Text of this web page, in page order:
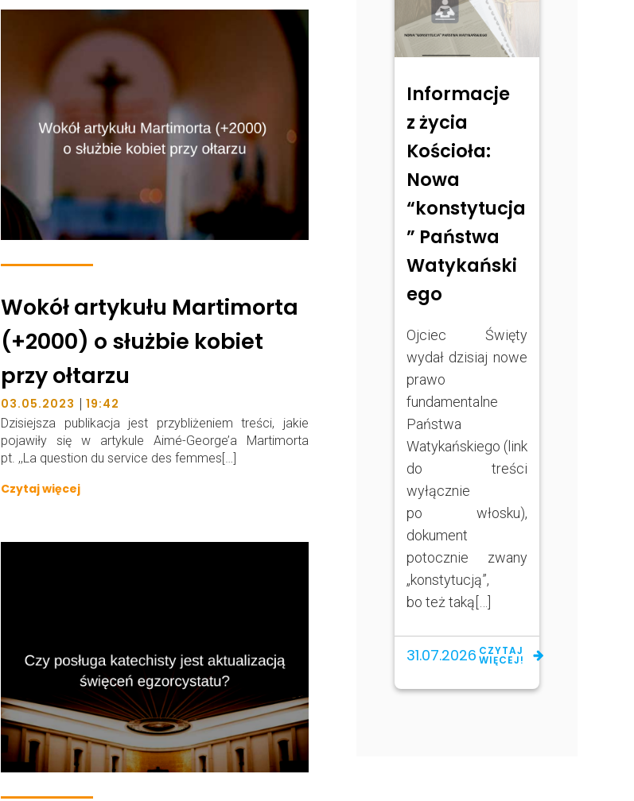
Wokół artykułu Martimorta
(+2000) o służbie kobiet
przy ołtarzu
03.05.2023 | 19:42
Dzisiejsza publikacja jest przybliżeniem treści, jakie
pojawiły się w artykule Aimé-George’a Martimorta
pt. ,,La question du service des femmes[…]
Czytaj więcej
Informacje
z życia
Kościoła:
Nowa
“konstytucja
” Państwa
Watykański
ego
Ojciec Święty
wydał dzisiaj nowe
prawo
fundamentalne
Państwa
Watykańskiego (link
do treści
wyłącznie
po włosku),
dokument
potocznie zwany
„konstytucją”,
bo też taką[…]
31.07.2026 CZYTAJ
WIĘCEJ!